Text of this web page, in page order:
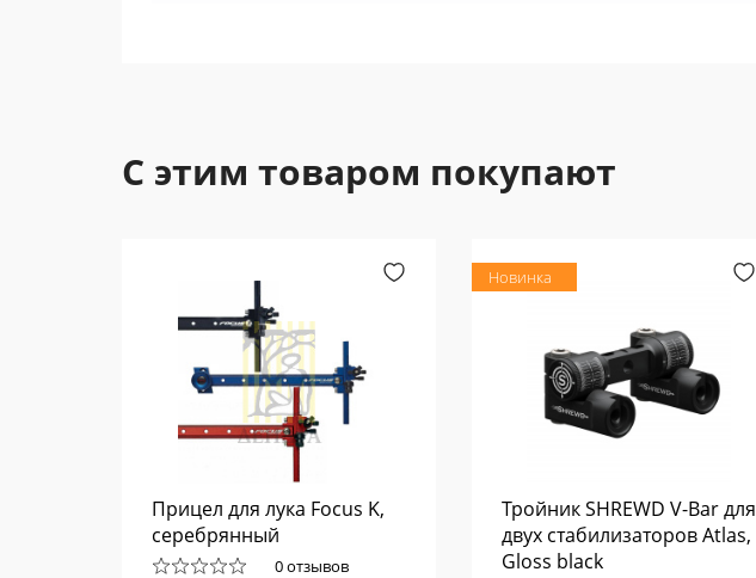
С этим товаром покупают
Прицел для лука Focus K,
серебрянный
0 отзывов
Новинка
Тройник SHREWD V-Bar для
двух стабилизаторов Atlas,
Gloss black